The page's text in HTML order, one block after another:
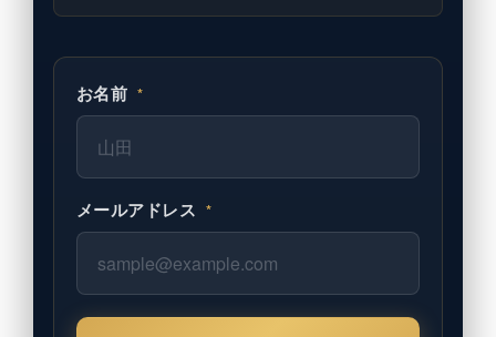
お名前 *
メールアドレス *